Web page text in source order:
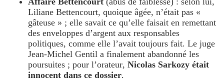
Liliane Bettencourt, quoique âgée, n’était pas «
gâteuse » ; elle savait ce qu’elle faisait en remettant
des enveloppes d’argent aux responsables
politiques, comme elle l’avait toujours fait. Le juge
Jean-Michel Gentil a finalement abandonné les
poursuites ; pour l’orateur, Nicolas Sarkozy était
innocent dans ce dossier.